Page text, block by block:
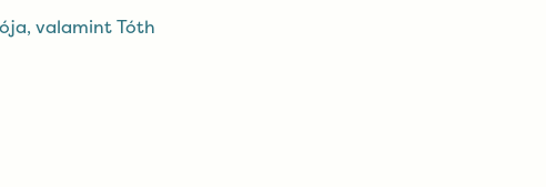
valamint Tóth